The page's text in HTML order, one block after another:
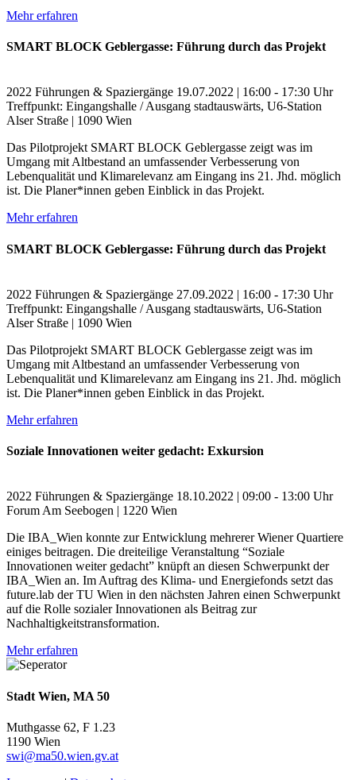
Mehr erfahren
SMART BLOCK Geblergasse: Führung durch das Projekt
2022 Führungen & Spaziergänge 19.07.2022 | 16:00 - 17:30 Uhr
Treffpunkt: Eingangshalle / Ausgang stadtauswärts, U6-Station
Alser Straße | 1090 Wien
Das Pilotprojekt SMART BLOCK Geblergasse zeigt was im
Umgang mit Altbestand an umfassender Verbesserung von
Lebenqualität und Klimarelevanz am Eingang ins 21. Jhd. möglich
ist. Die Planer*innen geben Einblick in das Projekt.
Mehr erfahren
SMART BLOCK Geblergasse: Führung durch das Projekt
2022 Führungen & Spaziergänge 27.09.2022 | 16:00 - 17:30 Uhr
Treffpunkt: Eingangshalle / Ausgang stadtauswärts, U6-Station
Alser Straße | 1090 Wien
Das Pilotprojekt SMART BLOCK Geblergasse zeigt was im
Umgang mit Altbestand an umfassender Verbesserung von
Lebenqualität und Klimarelevanz am Eingang ins 21. Jhd. möglich
ist. Die Planer*innen geben Einblick in das Projekt.
Mehr erfahren
Soziale Innovationen weiter gedacht: Exkursion
2022 Führungen & Spaziergänge 18.10.2022 | 09:00 - 13:00 Uhr
Forum Am Seebogen | 1220 Wien
Die IBA_Wien konnte zur Entwicklung mehrerer Wiener Quartiere
einiges beitragen. Die dreiteilige Veranstaltung “Soziale
Innovationen weiter gedacht” knüpft an diesen Schwerpunkt der
IBA_Wien an. Im Auftrag des Klima- und Energiefonds setzt das
future.lab der TU Wien in den nächsten Jahren einen Schwerpunkt
auf die Rolle sozialer Innovationen als Beitrag zur
Nachhaltigkeitstransformation.
Mehr erfahren
Stadt Wien, MA 50
Muthgasse 62, F 1.23
1190 Wien
swi@ma50.wien.gv.at